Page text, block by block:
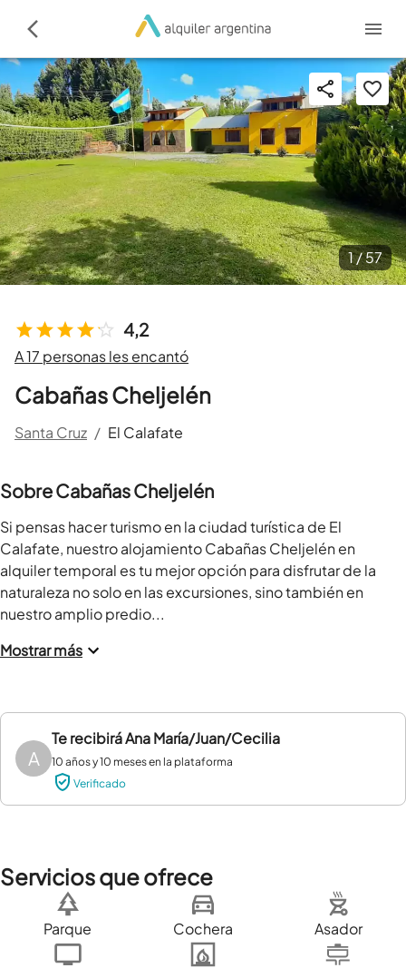
4,2
A 17 personas les encantó
Cabañas Cheljelén
Santa Cruz / El Calafate
1 /57
Sobre Cabañas Cheljelén
Si pensas hacer turismo en la ciudad turística de El
Calafate, nuestro alojamiento Cabañas Cheljelén en
alquiler temporal es tu mejor opción para disfrutar de la
naturaleza no solo en las excursiones, sino también en
nuestro amplio predio...
Mostrar más
A
Te recibiráAna María/Juan/Cecilia
10 años y 10 meses en la plataforma
Verificado
Servicios que ofrece
Parque Cochera Asador